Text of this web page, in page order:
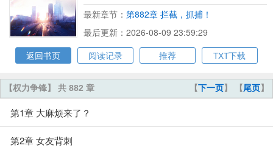
最新章节： 第882章 拦截，抓捕！
最后更新：2026-08-09 23:59:29
返回书页
阅读记录 推荐 TXT下载
【下一页】 【尾页】
【权力争锋】 共 882 章
第1章 大麻烦来了？
第2章 女友背刺